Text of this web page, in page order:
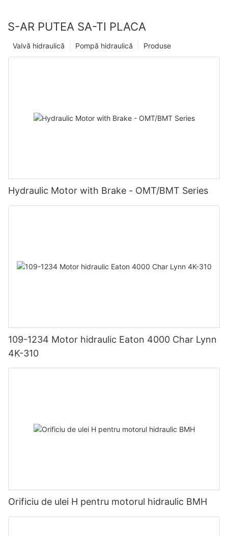
S-AR PUTEA SA-TI PLACA
Produse
Pompă hidraulică
Valvă hidraulică
Hydraulic Motor with Brake - OMT/BMT Series
109-1234 Motor hidraulic Eaton 4000 Char Lynn
4K-310
Orificiu de ulei H pentru motorul hidraulic BMH